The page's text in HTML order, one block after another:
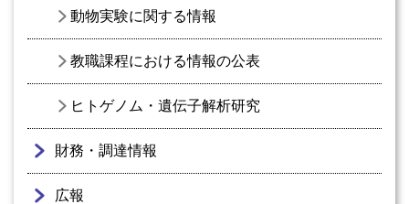
動物実験に関する情報
教職課程における情報の公表
ヒトゲノム・遺伝子解析研究
財務・調達情報
広報